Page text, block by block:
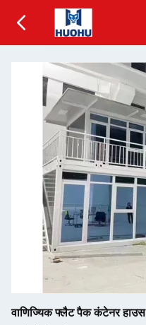
वाणिज्यिक फ्लैट पैक कंटेनर हाउस